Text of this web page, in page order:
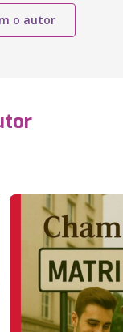
o autor